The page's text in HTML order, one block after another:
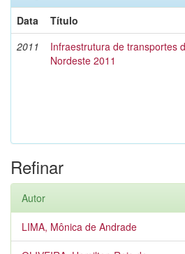
Data
Título
2011
Infraestrutura de transportes
Nordeste 2011
Refinar
Autor
LIMA, Mônica de Andrade